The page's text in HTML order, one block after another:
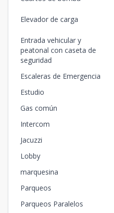
Elevador de carga
Entrada vehicular y
peatonal con caseta de
seguridad
Escaleras de Emergencia
Estudio
Gas común
Intercom
Jacuzzi
Lobby
marquesina
Parqueos
Parqueos Paralelos